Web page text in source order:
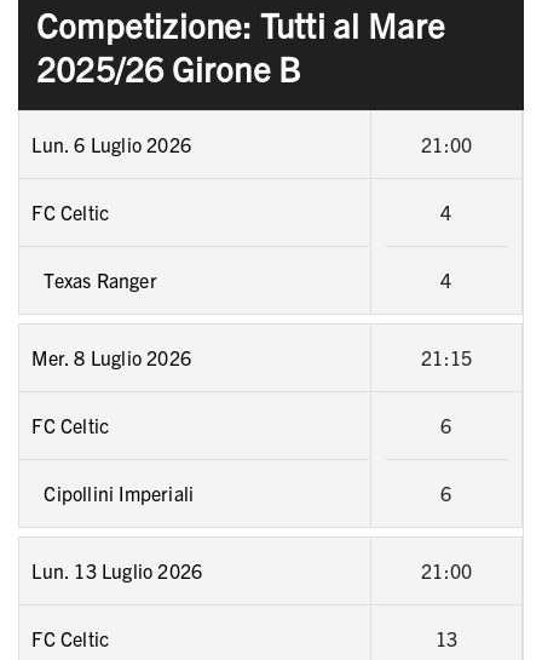
Competizione: Tutti al Mare
2025/26 Girone B
Lun. 6 Luglio 2026 21:00
FC Celtic 4
4
Texas Ranger
Mer. 8 Luglio 2026 21:15
FC Celtic 6
6
Cipollini Imperiali
Lun. 13 Luglio 2026 21:00
FC Celtic 13